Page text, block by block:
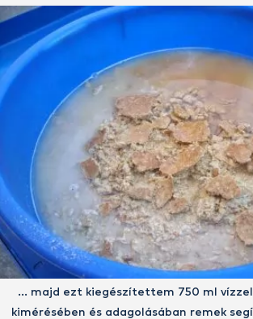
… majd ezt kiegészítettem 750 ml
kimérésében és adagolásában remek